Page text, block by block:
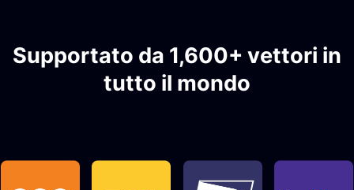
Supportato da 1,600+ vettori in
tutto il mondo